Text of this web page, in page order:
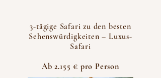
3-tägige Safari zu den besten
Sehenswürdigkeiten – Luxus-
Safari
Ab 2.155 € pro Person